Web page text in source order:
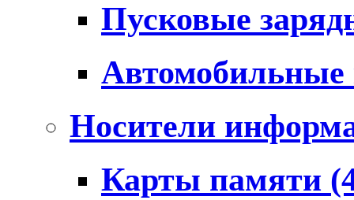
Пусковые
Носители
Карты памяти